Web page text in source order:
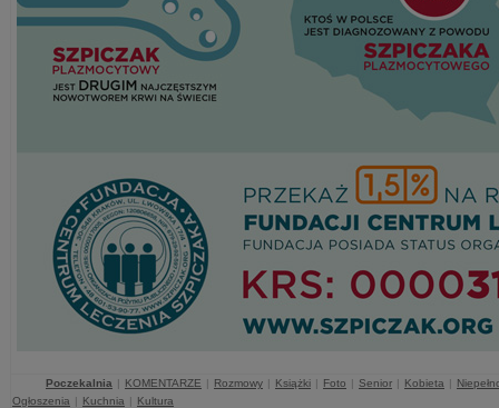
Poczekalnia | KOMENTARZE | Rozmowy | Książki | Foto | Senior | Kobieta |
Ogłoszenia | Kuchnia | Kultura